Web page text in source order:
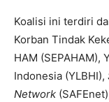
Koalisi ini terdiri
Korban Tindak
HAM (SEPAHAM),
Indonesia (YLBHI),
Network